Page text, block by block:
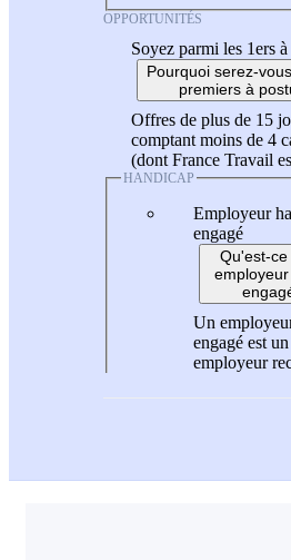
OPPORTUNITÉS
Soyez parmi les 1ers
Pourquoi serez-
premiers à
Offres de plus de 15
comptant moins de 4
(dont France Travail
HANDICAP
Employeur
engagé
Qu'est-ce
Un
engagé est un
employeur